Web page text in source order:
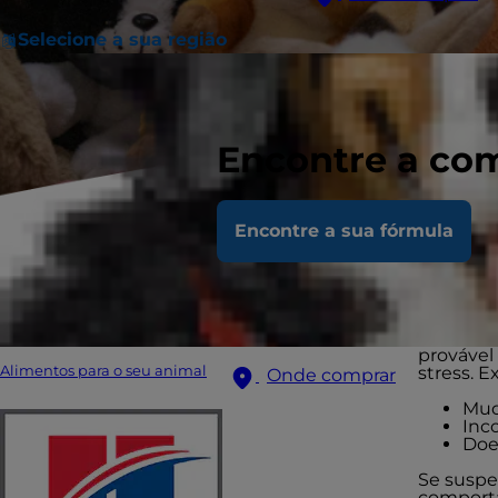
Selecione a sua região
Encontre a
Encontre a sua fórmula
Alimentos para o seu animal Onde comprar
O
stress.
Se